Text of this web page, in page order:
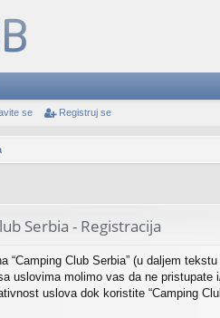
se Registruj se
Serbia - Registracija
“Camping Club Serbia” (u daljem
uslovima molimo vas da ne pristupate
uslova dok koristite “Camping